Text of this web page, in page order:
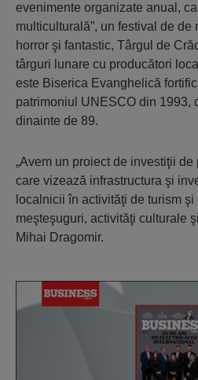
evenimente organizate anual,
multiculturală”, un festival de
horror şi fantastic, Târgul de
târguri lunare cu producători
este Biserica Evanghelică
patrimoniul UNESCO din 1993,
dinainte de 89.
„Avem un proiect de investiţii
care vizează infrastructura şi
localnicii în activităţi de turism
meşteşuguri, activităţi culturale
Mihai Dragomir.